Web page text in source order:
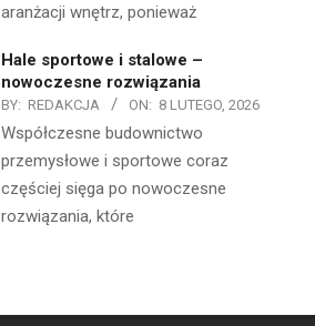
aranżacji wnętrz, ponieważ
Hale sportowe i stalowe –
nowoczesne rozwiązania
BY: REDAKCJA ON: 8 LUTEGO, 2026
Współczesne budownictwo
przemysłowe i sportowe coraz
częściej sięga po nowoczesne
rozwiązania, które